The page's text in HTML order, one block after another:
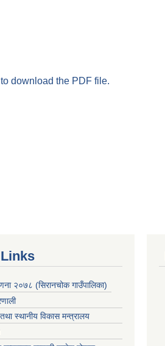
download the PDF file.
२०७८ (सिरानचोक गाउँपालिका)
स्थानीय विकास मन्त्रालय